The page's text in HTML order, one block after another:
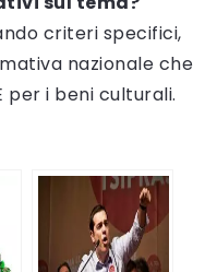
criteri specifici,
nazionale che
per i beni culturali.